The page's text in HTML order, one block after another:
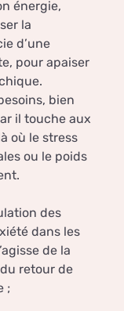
énergie,
la
d’une
pour apaiser
bien
il touche aux
où le stress
ou le poids
des
dans les
de la
retour de
;